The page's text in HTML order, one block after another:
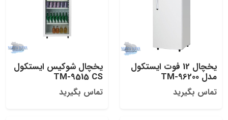
یخچال 12 فوت ایستکول
مدل TM-96200
تماس بگیرید
یخچال شوکیس ایستکول
TM-9515 CS
تماس بگیرید